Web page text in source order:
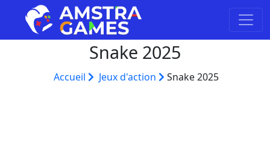
Snake 2025
Accueil Jeux d'action Snake 2025